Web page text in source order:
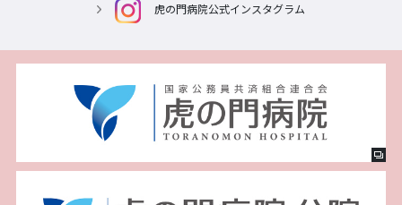
虎の門病院公式インスタグラム